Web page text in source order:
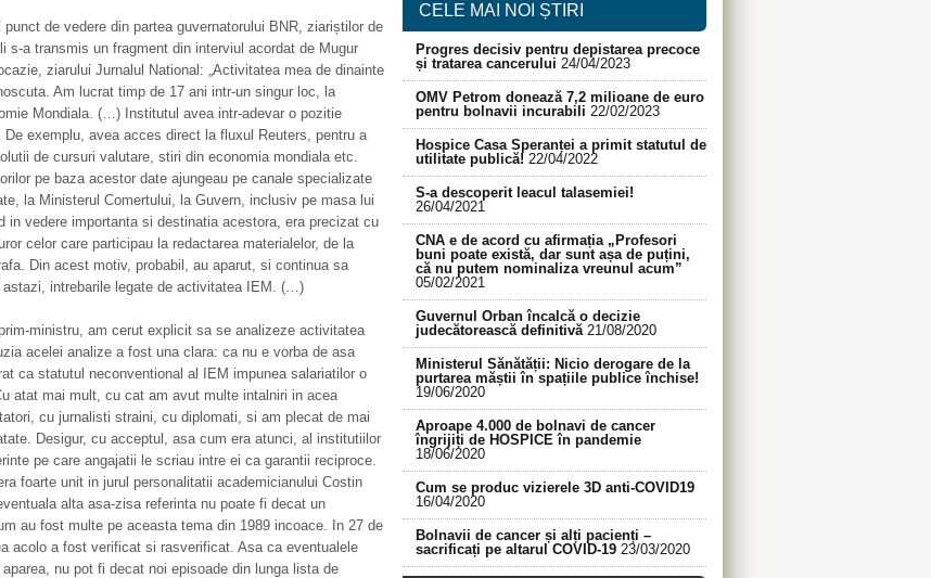
punct de vedere din partea guvernatorului BNR, ziariștilor de
s-a transmis un fragment din interviul acordat de Mugur
ziarului Jurnalul National: „Activitatea mea de dinainte
Am lucrat timp de 17 ani intr-un singur loc, la
Mondiala. (…) Institutul avea intr-adevar o pozitie
De exemplu, avea acces direct la fluxul Reuters, pentru a
de cursuri valutare, stiri din economia mondiala etc.
pe baza acestor date ajungeau pe canale specializate
la Ministerul Comertului, la Guvern, inclusiv pe masa lui
in vedere importanta si destinatia acestora, era precizat cu
celor care participau la redactarea materialelor, de la
Din acest motiv, probabil, au aparut, si continua sa
intrebarile legate de activitatea IEM. (…)
ministru, am cerut explicit sa se analizeze activitatea
acelei analize a fost una clara: ca nu e vorba de asa
ca statutul neconventional al IEM impunea salariatilor o
atat mai mult, cu cat am avut multe intalniri in acea
cu jurnalisti straini, cu diplomati, si am plecat de mai
Desigur, cu acceptul, asa cum era atunci, al institutiilor
pe care angajatii le scriau intre ei ca garantii reciproce.
foarte unit in jurul personalitatii academicianului Costin
alta asa-zisa referinta nu poate fi decat un
au fost multe pe aceasta tema din 1989 incoace. In 27 de
acolo a fost verificat si rasverificat. Asa ca eventualele
nu pot fi decat noi episoade din lunga lista de
CELE MAI NOI ȘTIRI
Progres decisiv pentru depistarea precoce
și tratarea cancerului 24/04/2023
OMV Petrom donează 7,2 milioane de euro
pentru bolnavii incurabili 22/02/2023
Hospice Casa Speranței a primit statutul de
utilitate publică! 22/04/2022
S-a descoperit leacul talasemiei!
26/04/2021
CNA e de acord cu afirmația „Profesori
buni poate există, dar sunt așa de puțini,
că nu putem nominaliza vreunul acum”
05/02/2021
Guvernul Orban încalcă o decizie
judecătorească definitivă 21/08/2020
Ministerul Sănătății: Nicio derogare de la
purtarea măștii în spațiile publice închise!
19/06/2020
Aproape 4.000 de bolnavi de cancer
îngrijiți de HOSPICE în pandemie
18/06/2020
Cum se produc vizierele 3D anti-COVID19
16/04/2020
Bolnavii de cancer și alți pacienți –
sacrificați pe altarul COVID-19 23/03/2020